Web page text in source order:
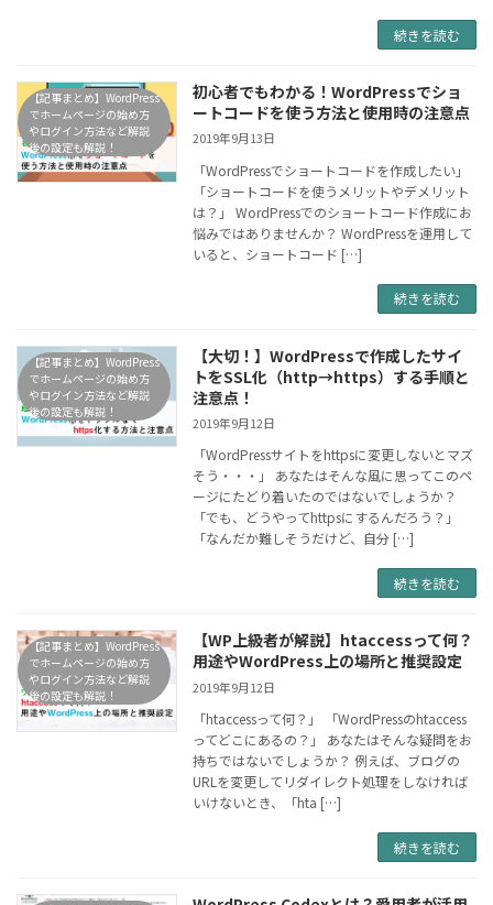
続きを読む
【記事まとめ】WordPress
でホームページの始め方
やログイン方法など解説
後の設定も解説！
初心者でもわかる！WordPressでショ
ートコードを使う方法と使用時の注意点
2019年9月13日
「WordPressでショートコードを作成したい」
「ショートコードを使うメリットやデメリット
は？」 WordPressでのショートコード作成にお
悩みではありませんか？ WordPressを運用して
いると、ショートコード […]
続きを読む
【記事まとめ】WordPress
でホームページの始め方
やログイン方法など解説
後の設定も解説！
【大切！】WordPressで作成したサイ
トをSSL化（http→https）する手順と
注意点！
2019年9月12日
「WordPressサイトをhttpsに変更しないとマズ
そう・・・」 あなたはそんな風に思ってこのペ
ージにたどり着いたのではないでしょうか？
「でも、どうやってhttpsにするんだろう？」
「なんだか難しそうだけど、自分 […]
続きを読む
【記事まとめ】WordPress
でホームページの始め方
やログイン方法など解説
後の設定も解説！
【WP上級者が解説】htaccessって何？
用途やWordPress上の場所と推奨設定
2019年9月12日
「htaccessって何？」 「WordPressのhtaccess
ってどこにあるの？」 あなたはそんな疑問をお
持ちではないでしょうか？ 例えば、ブログの
URLを変更してリダイレクト処理をしなければ
いけないとき、「hta […]
続きを読む